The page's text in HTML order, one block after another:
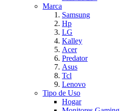
Marca
Samsung
Hp
LG
Kalley
Acer
Predator
Asus
Tcl
Lenovo
Tipo de Uso
Hogar